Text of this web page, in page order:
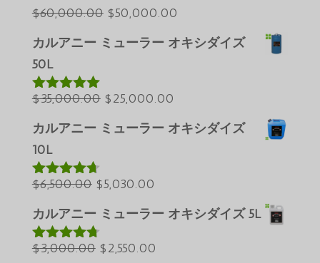
$60,000.00 元
は
$60,000.00
た。
$50,000.00
在
の
は
$50,000.00
カルアニー ミューラー オキシダイズ
50L
5段階中5.00
$35,000.00 元
は
$35,000.00
し
$25,000.00
在
は
$25,000.00
カルアニー ミューラー オキシダイズ
10L
5段階中
$6,500.00 元
価
格
$5,030.00
価
カルアニー ミューラー オキシダイズ 5L
5段階中
$3,000.00 元
$2,550.00
Русский
العربية
Português do Brasil